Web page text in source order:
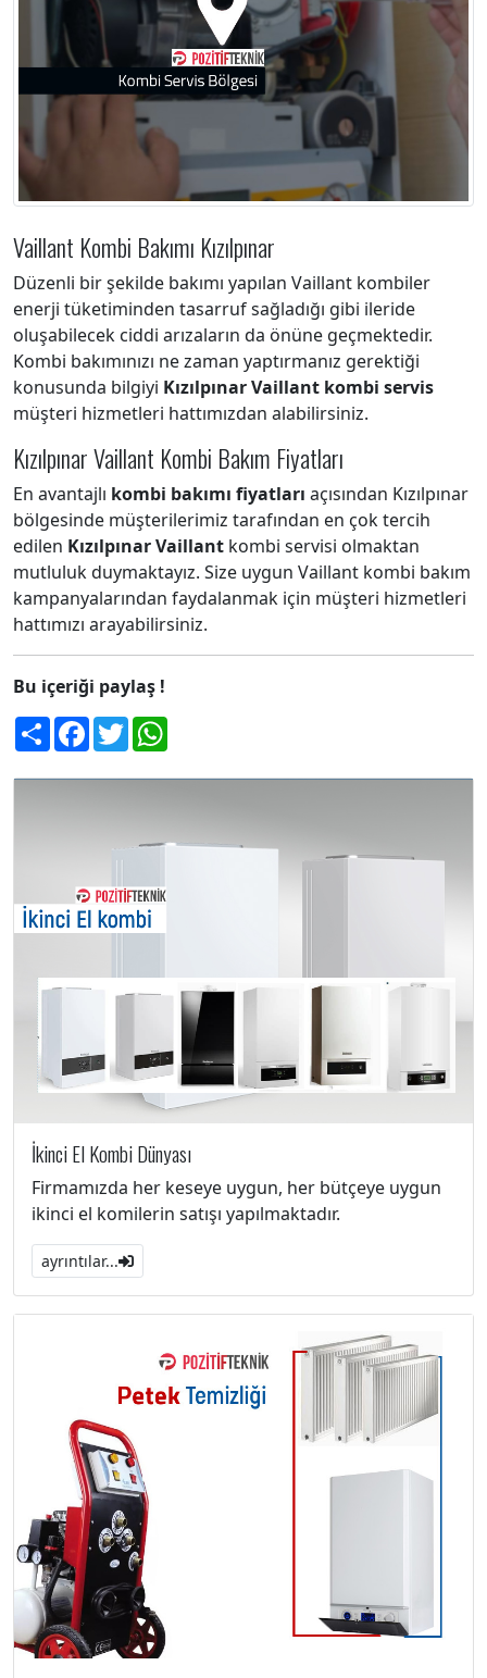
Vaillant Kombi Bakımı Kızılpınar
Düzenli bir şekilde bakımı yapılan Vaillant kombiler
enerji tüketiminden tasarruf sağladığı gibi ileride
oluşabilecek ciddi arızaların da önüne geçmektedir.
Kombi bakımınızı ne zaman yaptırmanız gerektiği
konusunda bilgiyi Kızılpınar Vaillant kombi servis
müşteri hizmetleri hattımızdan alabilirsiniz.
Kızılpınar Vaillant Kombi Bakım Fiyatları
En avantajlı kombi bakımı fiyatları açısından Kızılpınar
bölgesinde müşterilerimiz tarafından en çok tercih
edilen Kızılpınar Vaillant kombi servisi olmaktan
mutluluk duymaktayız. Size uygun Vaillant kombi bakım
kampanyalarından faydalanmak için müşteri hizmetleri
hattımızı arayabilirsiniz.
Bu içeriği paylaş !
ShareFacebook
Twitter
İkinci El Kombi Dünyası
Firmamızda her keseye uygun, her bütçeye uygun
ikinci el komilerin satışı yapılmaktadır.
ayrıntılar...